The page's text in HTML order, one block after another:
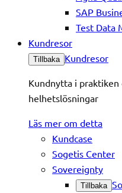
SAP
Test Data
Kundresor
Tillbaka Kundresor
Kundnytta i praktiken
helhetslösningar
Läs mer om detta
Kundcase
Sogetis Center
Sovereignty
Tillbaka